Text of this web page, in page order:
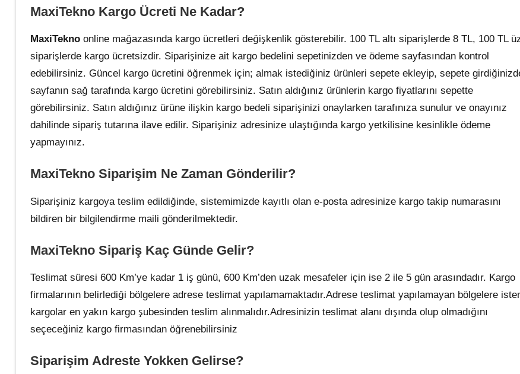
MaxiTekno Kargo Ücreti Ne Kadar?
MaxiTekno online mağazasında kargo ücretleri değişkenlik gösterebilir. 100 TL altı siparişlerde 8 TL, 100 TL
siparişlerde kargo ücretsizdir. Siparişinize ait kargo bedelini sepetinizden ve ödeme sayfasından kontrol
edebilirsiniz. Güncel kargo ücretini öğrenmek için; almak istediğiniz ürünleri sepete ekleyip, sepete
sayfanın sağ tarafında kargo ücretini görebilirsiniz. Satın aldığınız ürünlerin kargo fiyatlarını sepette
görebilirsiniz. Satın aldığınız ürüne ilişkin kargo bedeli siparişinizi onaylarken tarafınıza sunulur ve onayınız
dahilinde sipariş tutarına ilave edilir. Siparişiniz adresinize ulaştığında kargo yetkilisine kesinlikle ödeme
yapmayınız.
MaxiTekno Siparişim Ne Zaman Gönderilir?
Siparişiniz kargoya teslim edildiğinde, sistemimizde kayıtlı olan e-posta adresinize kargo takip numarasını
bildiren bir bilgilendirme maili gönderilmektedir.
MaxiTekno Sipariş Kaç Günde Gelir?
Teslimat süresi 600 Km’ye kadar 1 iş günü, 600 Km’den uzak mesafeler için ise 2 ile 5 gün arasındadır. Kargo
firmalarının belirlediği bölgelere adrese teslimat yapılamamaktadır.Adrese teslimat yapılamayan bölgelere
kargolar en yakın kargo şubesinden teslim alınmalıdır.Adresinizin teslimat alanı dışında olup olmadığını
seçeceğiniz kargo firmasından öğrenebilirsiniz
Siparişim Adreste Yokken Gelirse?